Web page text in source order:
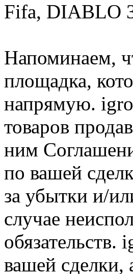
Fifa, DIABLO
Напоминаем,
площадка,
напрямую.
товаров
ним
по вашей
за убытки и/
случае
обязательств.
вашей сделки,